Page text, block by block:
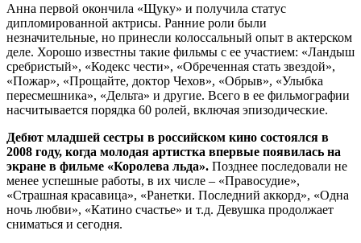
Анна первой окончила «Щуку» и получила статус
дипломированной актрисы. Ранние роли были
незначительные, но принесли колоссальный опыт в актерском
деле. Хорошо известны такие фильмы с ее участием: «Ландыш
сребристый», «Кодекс чести», «Обреченная стать звездой»,
«Пожар», «Прощайте, доктор Чехов», «Обрыв», «Улыбка
пересмешника», «Дельта» и другие. Всего в ее фильмографии
насчитывается порядка 60 ролей, включая эпизодические.
Дебют младшей сестры в российском кино состоялся в
2008 году, когда молодая артистка впервые появилась на
экране в фильме «Королева льда». Позднее последовали не
менее успешные работы, в их числе – «Правосудие»,
«Страшная красавица», «Ранетки. Последний аккорд», «Одна
ночь любви», «Катино счастье» и т.д. Девушка продолжает
сниматься и сегодня.